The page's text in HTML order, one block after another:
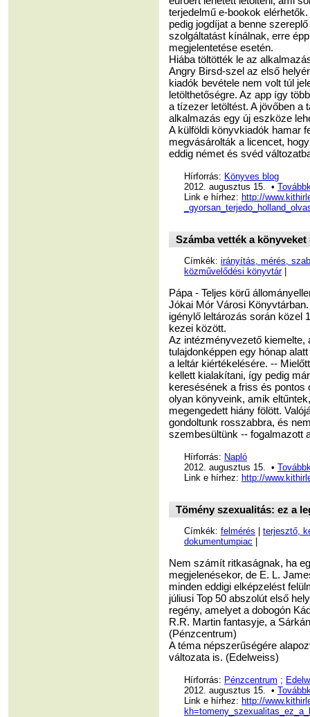
terjedelmű e-bookok
pedig jogdíjat a benne
szolgáltatást kínálnak, erre
megjelentetése esetén.
Hiába töltötték le az
Angry Birsd-szel az első
kiadók bevétele nem volt túl
letölthetőségre. Az app így
a tízezer letöltést. A jövőben a
alkalmazás egy új eszköze
A külföldi könyvkiadók hamar
megvásárolták a licencet,
eddig német és svéd
Hírforrás: Könyves blog
2012. augusztus 15. •
Link e hírhez: http://
Számba vették a
Címkék: irányítás, mérés,
közművelődési könyvtár|
Pápa - Teljes körű
Jókai Mór Városi
igénylő leltározás során közel
kezei között.
Az intézményvezető kiemelte,
tulajdonképpen egy hónap
a leltár kiértékelésére. --
kellett kialakítani, így pedig
keresésének a friss és pontos
olyan könyveink, amik
megengedett hiány fölött.
gondoltunk rosszabbra, és
szembesültünk -- fogalmazott
Hírforrás: Napló
2012. augusztus 15. •
Link e hírhez: http://
Tömény szexualitás: ez a
Címkék: felmérés
terjesztő,
dokumentumpiac
Nem számít ritkaságnak, ha
megjelenésekor, de E. L.
minden eddigi elképzelést
júliusi Top 50 abszolút első
regény, amelyet a dobogón
R.R. Martin fantasyje, a
(Pénzcentrum)
A téma népszerűségére
változata is. (Edelweiss)
Hírforrás: Pénzcentrum ;
2012. augusztus 15. •
Link e hírhez: http://